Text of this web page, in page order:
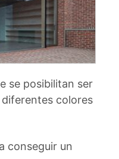
se posibilitan ser
colores
conseguir un